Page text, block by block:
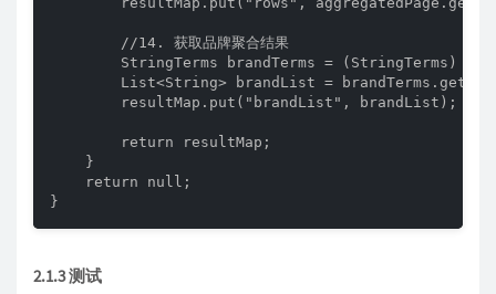
        //14. 获取品牌聚合结果
StringTerms brandTerms = (StringTerms)
List<String> brandList =
        resultMap.put("brandList", brandList);
        return resultMap;
    }
    return null;
}
2.1.3 测试